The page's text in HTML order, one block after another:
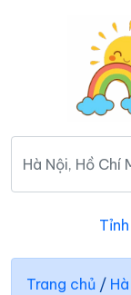
Trang chủ /